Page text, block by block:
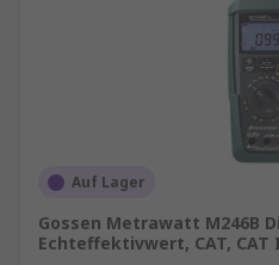
Auf Lager
Gossen Metrawatt M246B
Echteffektivwert, CAT,